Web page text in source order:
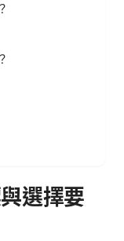
選擇要